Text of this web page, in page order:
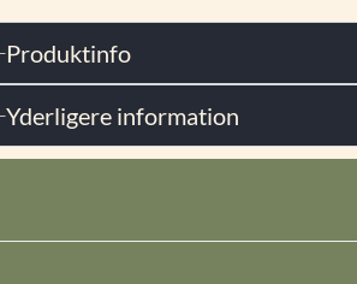
Produktinfo
Yderligere information